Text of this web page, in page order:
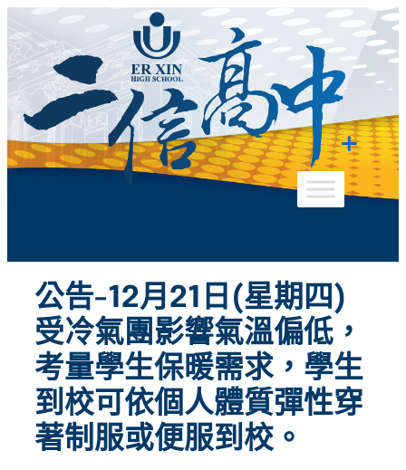
至
主
容
公告-12月21日(星期四)
受冷氣團影響氣溫偏低，
考量學生保暖需求，學生
到校可依個人體質彈性穿
著制服或便服到校。